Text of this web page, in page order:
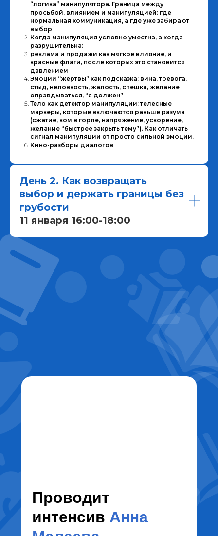
“логика” манипулятора. Граница между
просьбой, влиянием и манипуляцией: где
нормальная коммуникация, а где уже забирают
выбор
Когда манипуляция условно уместна, а когда
разрушительна:
реклама и продажи как мягкое влияние, и
красные флаги, после которых это становится
давлением
Эмоции “жертвы” как подсказка: вина, тревога,
стыд, неловкость, жалость, спешка, желание
оправдываться, “я должен”
Тело как детектор манипуляции: телесные
маркеры, которые включаются раньше разума
(сжатие, ком в горле, напряжение, ускорение,
желание “быстрее закрыть тему”). Как отличать
сигнал манипуляции от просто сильной эмоции.
Кино-разборы диалогов
День 2. Как возвращать
выбор и держать границы без
грубости
11 января 16:00-18:00
Проводит
интенсив Анна